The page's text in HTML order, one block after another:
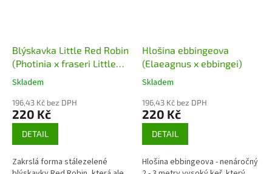
Blýskavka Little Red Robin
(Photinia x fraseri Little
Red Robin)
Skladem
196,43 Kč bez DPH
220 Kč
DETAIL
Zakrslá forma stálezelené
Hlošina ebbingeova
(Elaeagnus x ebbingei)
Skladem
196,43 Kč bez DPH
220 Kč
DETAIL
Hlošina ebbingeova - nenáročný